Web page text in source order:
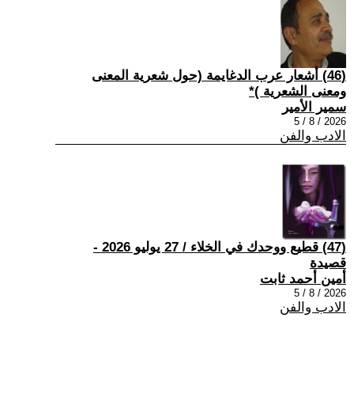
(46) أشعار عرب الدغايمة (حول شعرية المعنى
ومعنى الشعرية )*
سمير الأمير
2026 / 8 / 5
الادب والفن
(47) قطيع ووحدك في الخلاء / 27 يوليو 2026 -
قصيدة
أمين أحمد ثابت
2026 / 8 / 5
الادب والفن